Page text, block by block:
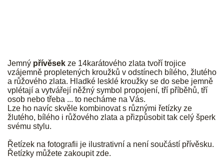
Jemný přívěsek ze 14karátového zlata tvoří trojice
vzájemně propletených kroužků v odstínech bílého, žlutého
a růžového zlata. Hladké lesklé kroužky se do sebe jemně
vplétají a vytvářejí něžný symbol propojení, tří příběhů, tří
osob nebo třeba ... to necháme na Vás.
Lze ho navíc skvěle kombinovat s různými řetízky ze
žlutého, bílého i růžového zlata a přizpůsobit tak celý šperk
svému stylu.
Řetízek na fotografii je ilustrativní a není součástí přívěsku.
Řetízky můžete zakoupitzde.